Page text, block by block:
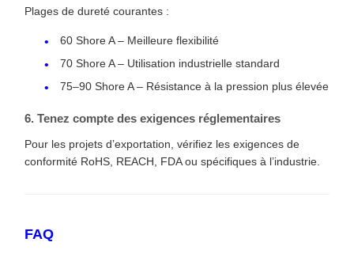
Plages de dureté courantes :
60 Shore A – Meilleure flexibilité
70 Shore A – Utilisation industrielle standard
75–90 Shore A – Résistance à la pression plus élevée
6. Tenez compte des exigences réglementaires
Pour les projets d’exportation, vérifiez les exigences de
conformité RoHS, REACH, FDA ou spécifiques à l’industrie.
FAQ